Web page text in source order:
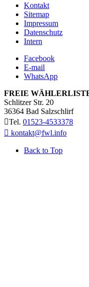
Kontakt
Sitemap
Impressum
Datenschutz
Intern
Facebook
E-mail
WhatsApp
FREIE
Schlitzer Str. 20
36364 Bad Salzschlirf
Tel. 01523-4533378
kontakt@fwl.info
Back to Top